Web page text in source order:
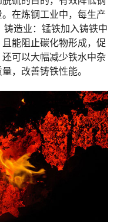
在炼钢工业中，每生产
造业：锰铁加入铸铁中
能阻止碳化物形成，促
可以大幅减少铁水中杂
，改善铸铁性能。